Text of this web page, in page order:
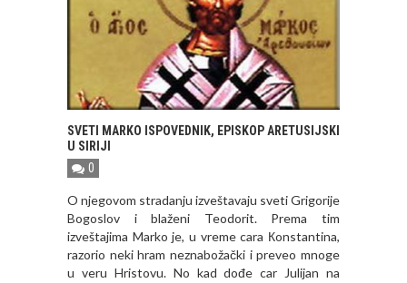
SVETI MARKO ISPOVEDNIK, EPISKOP ARETUSIJSKI
U SIRIJI
0
O njegovom stradanju izveštavaju sveti Grigorije
Bogoslov i blaženi Teodorit. Prema tim
izveštajima Marko je, u vreme cara Кonstantina,
razorio neki hram neznabožački i preveo mnoge
u veru Hristovu. No kad dođe car Julijan na